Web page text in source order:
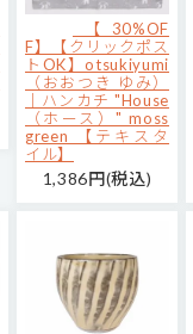
【30%OF
F】【クリックポス
トOK】otsukiyumi
（おおつき ゆみ）
｜ハンカチ "House
（ホース）" moss
green 【テキスタ
イル】
1,386円(税込)